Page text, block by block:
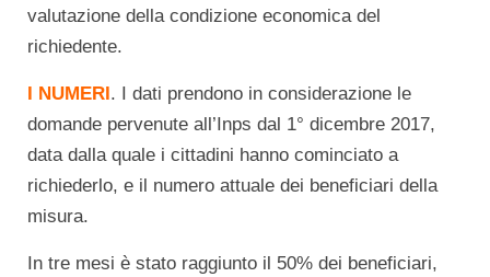
valutazione della condizione economica del
richiedente.
I NUMERI. I dati prendono in considerazione le
domande pervenute all’Inps dal 1° dicembre 2017,
data dalla quale i cittadini hanno cominciato a
richiederlo, e il numero attuale dei beneficiari della
misura.
In tre mesi è stato raggiunto il 50% dei beneficiari,